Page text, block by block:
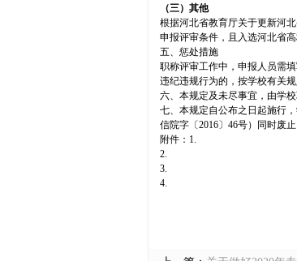
（三）其他
根据河北省教育厅关于更新河
申报评审条件，且入选河北省
五、惩处措施
职称评审工作中，申报人员需
违纪违规行为的，按学校有关规
六、本规定及未尽事宜，由学
七、本规定自公布之日起施行
信院字〔2016〕46号）同时废止
附件：1.
2.
3.
4.